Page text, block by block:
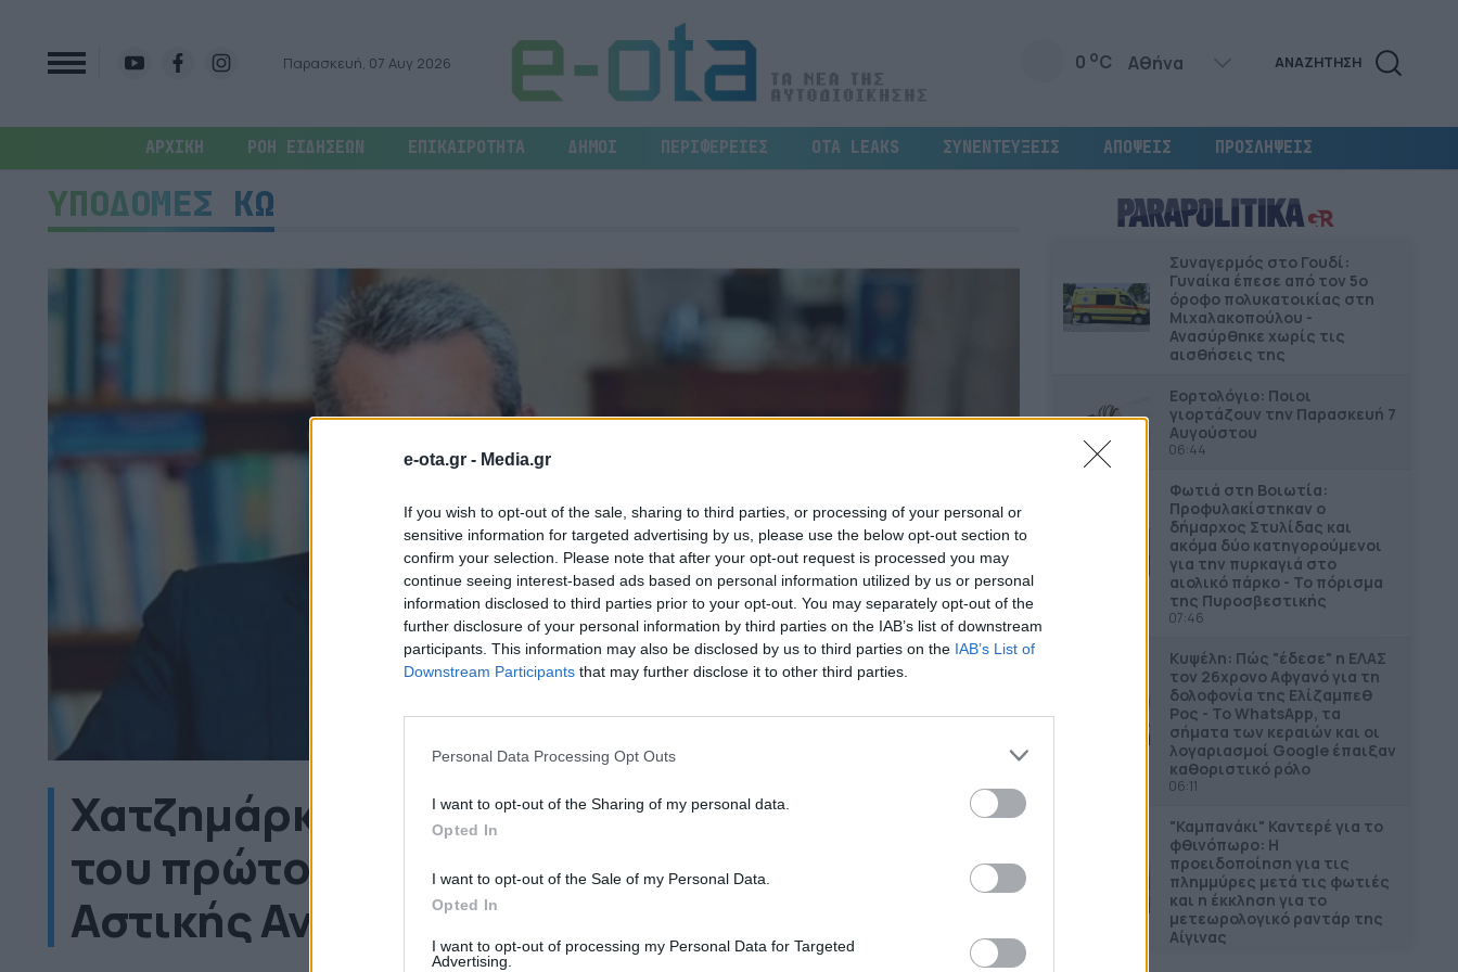
e-ota.gr - Media.gr
If you wish to opt-out of the sale, sharing to third parties, or processing of your personal or
sensitive information for targeted advertising by us, please use the below opt-out section to
confirm your selection. Please note that after your opt-out request is processed you may
continue seeing interest-based ads based on personal information utilized by us or personal
information disclosed to third parties prior to your opt-out. You may separately opt-out of the
further disclosure of your personal information by third parties on the IAB’s list of downstream
participants. This information may also be disclosed by us to third parties on the IAB’s List of
Downstream Participants that may further disclose it to other third parties.
Personal Data Processing Opt Outs
I want to opt-out of the Sharing of my personal data.
Opted In
I want to opt-out of the Sale of my Personal Data.
Opted In
I want to opt-out of processing my Personal Data for Targeted
Advertising.
Παρασκευή, 07 Αυγ 2026 0 oC ΑΝΑΖΗΤΗΣΗ
ΑΡΧΙΚΗ ΡΟΗ ΕΙΔΗΣΕΩΝ ΕΠΙΚΑΙΡΟΤΗΤΑ ΔΗΜΟΙ ΠΕΡΙΦΕΡΕΙΕΣ OTA LEAKS ΣΥΝΕΝΤΕΥΞΕΙΣ ΑΠΟΨΕΙΣ ΠΡΟΣΛΗΨΕΙΣ
ΥΠΟΔΟΜΕΣ ΚΩ
Χατζημάρκος: Ξεκινά η υλοποίηση
του πρώτου έργου της Βιώσιμης
Αστικής Ανάπτυξης στην Κω
Συναγερμός στο Γουδί:
Γυναίκα έπεσε από τον 5ο
όροφο πολυκατοικίας στη
Μιχαλακοπούλου -
Ανασύρθηκε χωρίς τις
αισθήσεις της
Εορτολόγιο: Ποιοι
γιορτάζουν την Παρασκευή 7
Αυγούστου
06:44
Φωτιά στη Βοιωτία:
Προφυλακίστηκαν ο
δήμαρχος Στυλίδας και
ακόμα δύο κατηγορούμενοι
για την πυρκαγιά στο
αιολικό πάρκο - Το πόρισμα
της Πυροσβεστικής
07:46
Κυψέλη: Πώς "έδεσε" η ΕΛΑΣ
τον 26χρονο Αφγανό για τη
δολοφονία της Ελίζαμπεθ
Ρος - Το WhatsApp, τα
σήματα των κεραιών και οι
λογαριασμοί Google έπαιξαν
καθοριστικό ρόλο
06:11
"Καμπανάκι" Καντερέ για το
φθινόπωρο: Η
προειδοποίηση για τις
πλημμύρες μετά τις φωτιές
και η έκκληση για το
μετεωρολογικό ραντάρ της
Αίγινας